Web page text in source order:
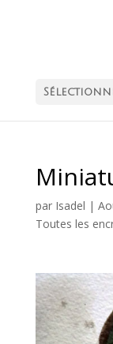
par Isadel |
Toutes les